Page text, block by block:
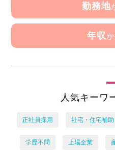
勤務地
年収
人気キーワ
正社員採用 社宅・住宅補助
学歴不問 上場企業